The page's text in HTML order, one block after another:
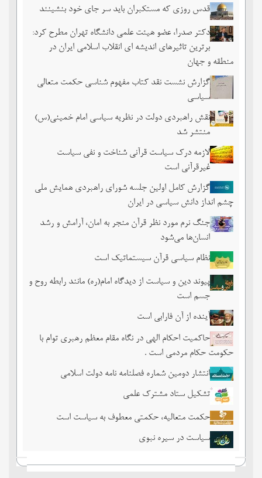
قدس روزی که مستکبران باید سر جای خود بنشینند
دکتر صدرا، عضو هیئت علمی دانشگاه تهران مطرح کرد:
برترین تاثیرهای اندیشه ای انقلاب اسلامی ایران در
منطقه و جهان
گزارش نشست نقد کتاب مفهوم شناسی حکمت متعالی
سیاسی
نقش راهبردی دولت در نظریه سیاسی امام خمینی(س)
منتشر شد
لازمه درک سیاست قرآنی شناخت و نفی سیاست
غیرقرآنی است
گزارش کامل اولین جلسه شورای راهبردی همایش ملی
چشم ‏انداز دانش سیاسی در ایران
جنگ نرم مورد نظر قرآن منجر به امان، آرامش و رشد
انسان‌ها می‌‌شود
نظام سیاسی قرآن سیستماتیک است
پیوند دین و سیاست از دیدگاه امام(ره) مانند رابطه روح و
جسم است
آینده از آن فارابی است
حاکمیت احکام الهی در نگاه مقام معظم رهبری توام با
حکومت حکام مردمی است .
انتشار دومین شماره فصلنامه نامه دولت اسلامی
تشکیل ستاد مشترک علمی
حکمت متعالیه، حکمتی معطوف به سیاست است
سیاست در سیره نبوی